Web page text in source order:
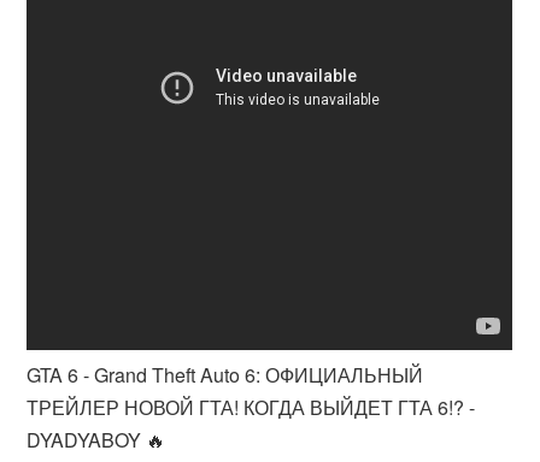
GTA 6 - Grand Theft Auto 6: ОФИЦИАЛЬНЫЙ
ТРЕЙЛЕР НОВОЙ ГТА! КОГДА ВЫЙДЕТ ГТА 6!? -
DYADYABOY 🔥